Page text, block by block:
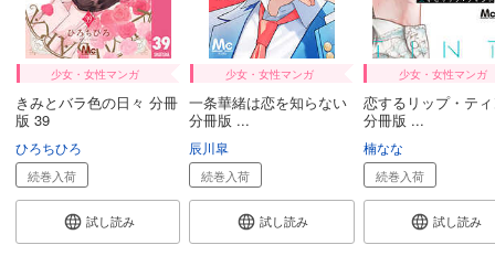
少女・女性マンガ
きみとバラ色の日々 分冊
版 39
ひろちひろ
続巻入荷
試し読み
少女・女性マンガ
一条華緒は恋を知らない
分冊版 ...
辰川皐
続巻入荷
試し読み
少女・女性マンガ
恋するリップ・テ
分冊版 ...
楠なな
続巻入荷
試し読み